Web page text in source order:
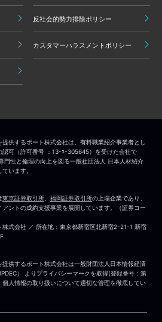
反社会的勢力排除ポリシー
カスタマーハラスメントポリシー